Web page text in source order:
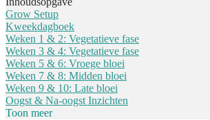
Grow Setup
Kweekdagboek
Weken 1 & 2: Vegetatieve fase
Weken 3 & 4: Vegetatieve fase
Weken 5 & 6: Vroege bloei
Weken 7 & 8: Midden bloei
Weken 9 & 10: Late bloei
Oogst & Na-oogst Inzichten
Toon meer